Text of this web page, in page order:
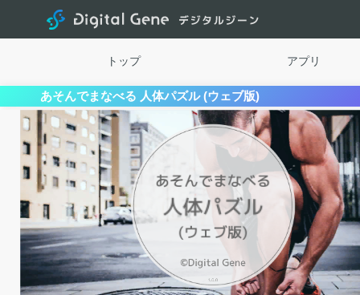
トップ アプリ
あそんでまなべる 人体パズル (ウェブ版)